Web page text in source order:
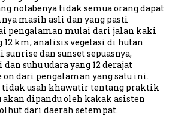
notabenya tidak semua orang dapat
masih asli dan yang pasti
pengalaman mulai dari jalan kaki
12 km, analisis vegetasi di hutan
dan sunset sepuasnya,
suhu udara yang 12 derajat
on dari pengalaman yang satu ini.
tidak usah khawatir tentang praktik
dipandu oleh kakak asisten
dari daerah setempat.